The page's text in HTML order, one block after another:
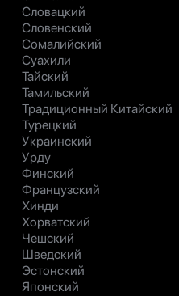
Словацкий
Словенский
Сомалийский
Суахили
Тайский
Тамильский
Традиционный Китайский
Турецкий
Украинский
Урду
Финский
Французский
Хинди
Хорватский
Чешский
Шведский
Эстонский
Японский